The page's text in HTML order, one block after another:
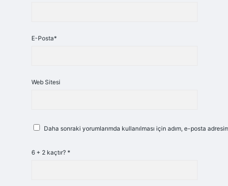
E-Posta*
Web Sitesi
Daha sonraki yorumlarımda kullanılması için adım, e-posta
6 + 2 kaçtır? *